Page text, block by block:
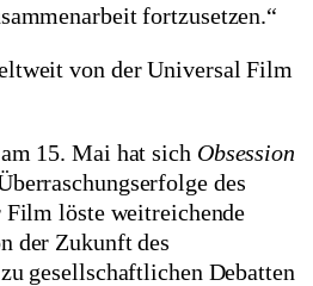
fortzusetzen.“
von der Universal Film
15. Mai hat sich Obsession
des
löste weitreichende
der Zukunft des
gesellschaftlichen Debatten